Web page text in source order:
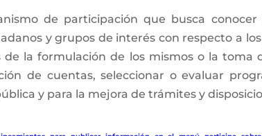
de participación que busca conocer
y grupos de interés con respecto a
la formulación de los mismos o la toma
de cuentas, seleccionar o evaluar
y para la mejora de trámites y